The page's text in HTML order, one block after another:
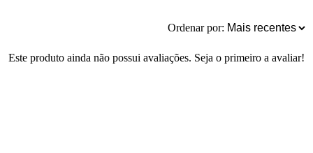
Ordenar por:
Este produto ainda não possui avaliações. Seja o primeiro a avaliar!